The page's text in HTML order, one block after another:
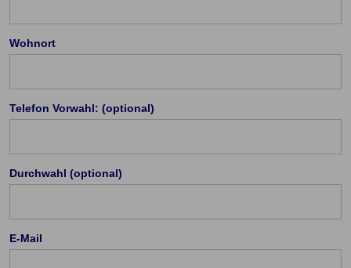
Die eingesetzten Cookies auf unserer Website
Nutzungsverhaltens, Social Media-Interaktionen, für
Programme sowie für personalisierte Werbung.
Insgesamt werden Ihre Daten an maximal sechs
Wohnort
Telefon Vorwahl: (optional)
Durchwahl (optional)
E-Mail